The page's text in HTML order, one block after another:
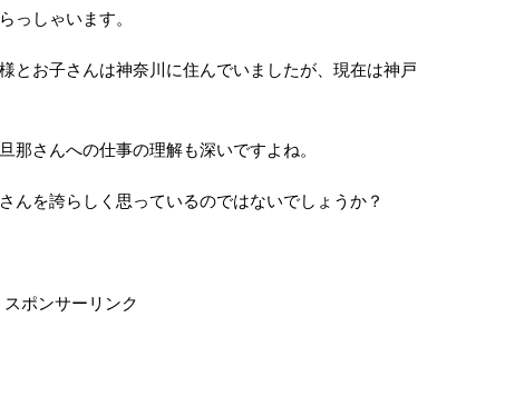
っしゃいます。
とお子さんは神奈川に住んでいましたが、現在は神戸
さんへの仕事の理解も深いですよね。
んを誇らしく思っているのではないでしょうか？
スポンサーリンク